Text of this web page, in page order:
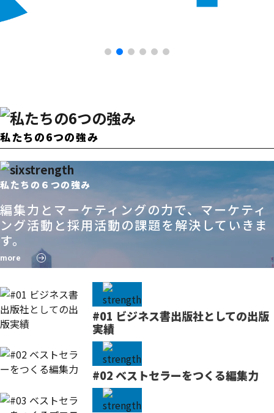
私たちの6つの強み
私たちの６つの強み
編集力とマーケティングの力で、マーケティ
ング活動と採用活動の課題を解決していきま
す。
more
#01 ビジネス書出版社としての出版
実績
#02 ベストセラーをつくる編集力